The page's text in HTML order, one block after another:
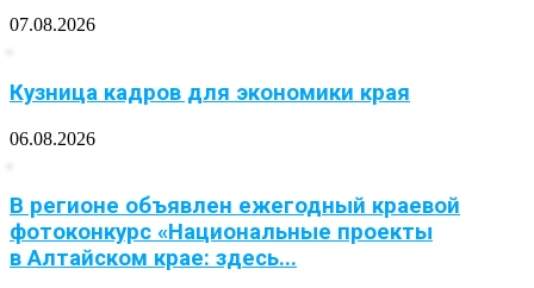
07.08.2026
Кузница кадров для экономики края
06.08.2026
В регионе объявлен ежегодный краевой
фотоконкурс «Национальные проекты
в Алтайском крае: здесь...